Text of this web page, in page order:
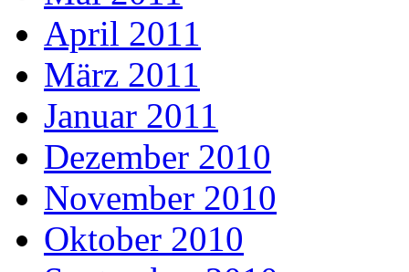
April 2011
März 2011
Januar 2011
Dezember 2010
November 2010
Oktober 2010